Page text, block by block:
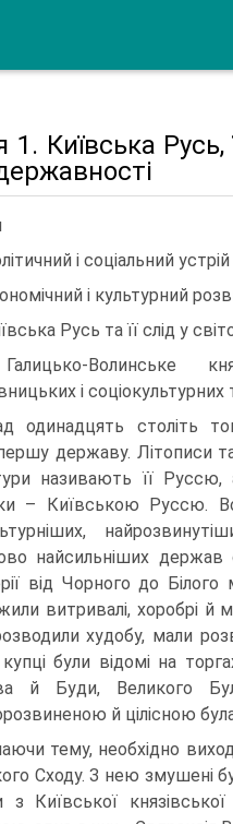
1. Київська Русь,
і соціальний
і культурний
Русь та її слід у
Волинське
і соціокультурних
одинадцять століть
державу. Літописи
називають її
– Київською Руссю.
найсильніших держав
від Чорного до Білого
витривалі, хоробрі й
худобу, мали
купці були відомі на
й Буди, Великого
й цілісною
тему, необхідно
Сходу. З нею змушені
з Київської